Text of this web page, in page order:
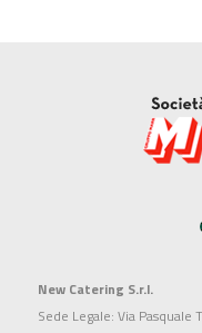
New Catering S.r.l.
Sede Legale: Via Pasquale